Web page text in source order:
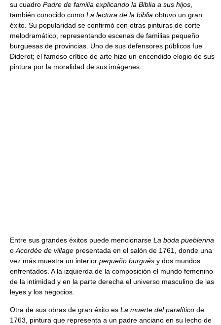
su cuadro Padre de familia explicando la Biblia a sus hijos
también conocido como La lectura de la biblia obtuvo un gran
éxito. Su popularidad se confirmó con otras pinturas de corte
melodramático, representando escenas de familias pequeño
burguesas de provincias. Uno de sus defensores públicos fue
Diderot; el famoso crítico de arte hizo un encendido elogio de sus
pintura por la moralidad de sus imágenes.
Entre sus grandes éxitos puede mencionarse La boda pueblerina
o Acordée de village presentada en el salón de 1761, donde una
vez más muestra un interior pequeño burgués y dos mundos
enfrentados. A la izquierda de la composición el mundo femenino
de la intimidad y en la parte derecha el universo masculino de las
leyes y los negocios.
Otra de sus obras de gran éxito es La muerte del paralítico de
1763, pintura que representa a un padre anciano en su lecho de